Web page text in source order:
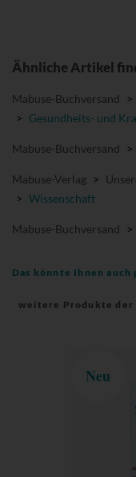
Ähnliche Artikel
Mabuse-Buchversand >
> Gesundheits- und
Mabuse-Buchversand >
Mabuse-Verlag >
> Wissenschaft
Mabuse-Buchversand >
Das könnte Ihnen auch
weitere Produkte der
Neu